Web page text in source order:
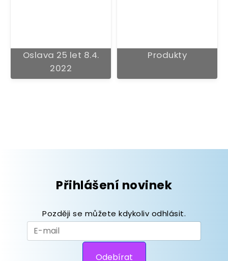
Oslava 25 let 8.4.
2022
Produkty
Přihlášení novinek
Později se můžete kdykoliv odhlásit.